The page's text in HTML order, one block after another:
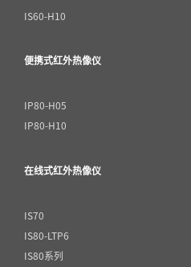
IS60-H10
便携式红外热像仪
IP80-H05
IP80-H10
在线式红外热像仪
IS70
IS80-LTP6
IS80系列